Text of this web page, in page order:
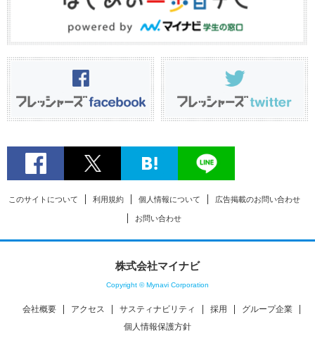
このサイトについて 利用規約 個人情報について 広告掲載のお問い合わせ
お問い合わせ
株式会社マイナビ
Copyright © Mynavi Corporation
会社概要 アクセス サスティナビリティ 採用
グループ企業
個人情報保護方針